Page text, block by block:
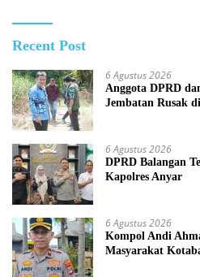
Recent Post
6 Agustus 2026
Anggota DPRD
Jembatan Rusak
6 Agustus 2026
DPRD Balangan
Kapolres Anyar
6 Agustus 2026
Kompol Andi
Masyarakat